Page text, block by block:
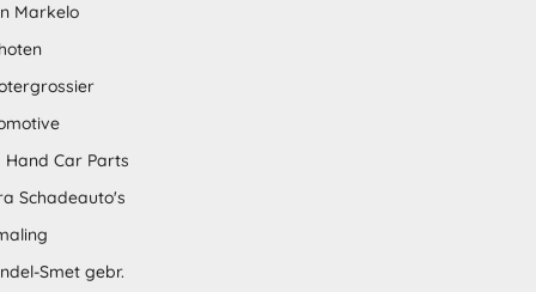
Markelo
Hand Car Parts
Schadeauto's
Smet gebr.